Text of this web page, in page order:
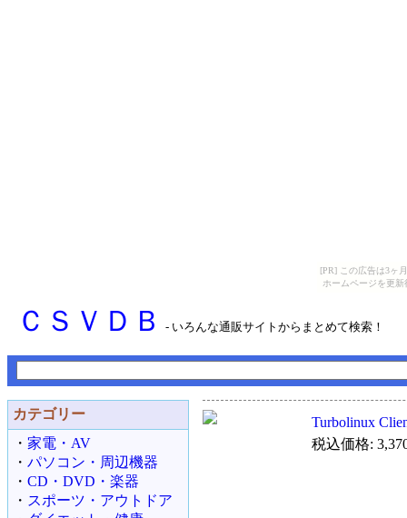
[PR] この広告は3ヶ
ホームページを更
ＣＳＶＤＢ - いろんな通販サイトからまとめて検索！
カテゴリー
・ 家電・AV
・ パソコン・周辺機器
・ CD・DVD・楽器
・ スポーツ・アウトドア
Turbolinux
税込価格: